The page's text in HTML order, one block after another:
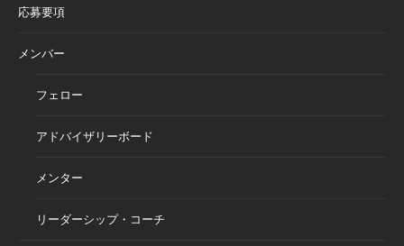
応募要項
メンバー
フェロー
アドバイザリーボード
メンター
リーダーシップ・コーチ